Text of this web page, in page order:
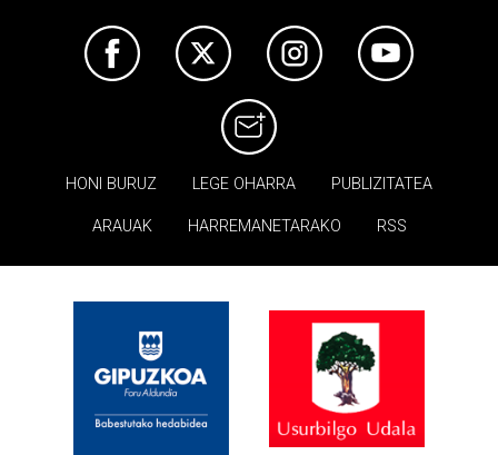
HONI BURUZ LEGE OHARRA PUBLIZITATEA
ARAUAK HARREMANETARAKO RSS